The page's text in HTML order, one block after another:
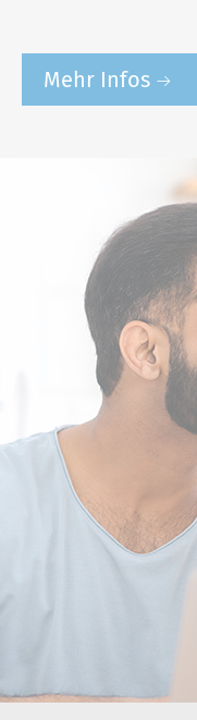
Mehr Infos